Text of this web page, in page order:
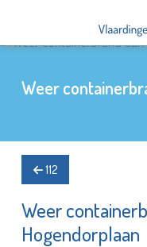
Weer
112
Weer
Hogendorplaan